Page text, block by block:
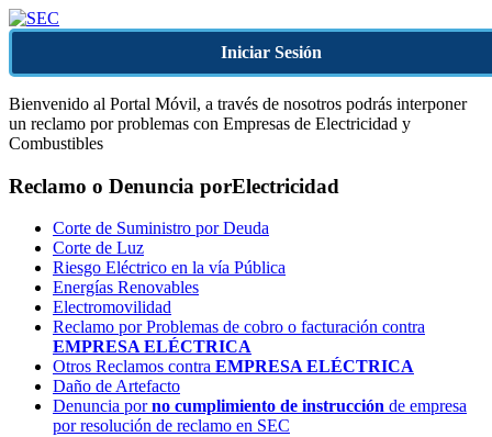
Iniciar Sesión
Bienvenido al Portal Móvil, a través de nosotros podrás interponer
un reclamo por problemas con Empresas de Electricidad y
Combustibles
Reclamo o Denuncia porElectricidad
Corte de Suministro por Deuda
Corte de Luz
Riesgo Eléctrico en la vía Pública
Energías Renovables
Electromovilidad
Reclamo por Problemas de cobro o facturación contra
EMPRESA ELÉCTRICA
Otros Reclamos contra EMPRESA ELÉCTRICA
Daño de Artefacto
Denuncia porno cumplimiento de instrucción de empresa
por resolución de reclamo en SEC